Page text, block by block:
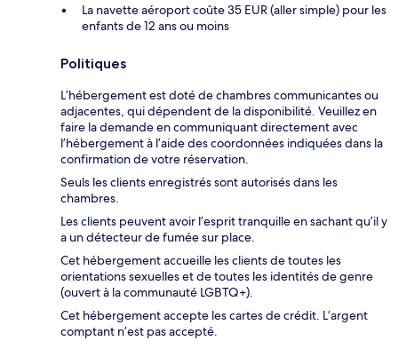
La navette aéroport coûte 35 EUR (aller simple) pour les
enfants de 12 ans ou moins
Politiques
L’hébergement est doté de chambres communicantes ou
adjacentes, qui dépendent de la disponibilité. Veuillez en
faire la demande en communiquant directement avec
l’hébergement à l’aide des coordonnées indiquées dans la
confirmation de votre réservation.
Seuls les clients enregistrés sont autorisés dans les
chambres.
Les clients peuvent avoir l’esprit tranquille en sachant qu’il y
a un détecteur de fumée sur place.
Cet hébergement accueille les clients de toutes les
orientations sexuelles et de toutes les identités de genre
(ouvert à la communauté LGBTQ+).
Cet hébergement accepte les cartes de crédit. L’argent
comptant n’est pas accepté.